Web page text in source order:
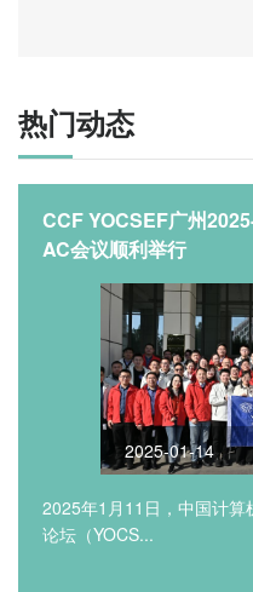
热门动态
CCF YOCSEF广州
AC会议顺利举行
2025-01-14
2025年1月11日，中国计
论坛（YOCS...